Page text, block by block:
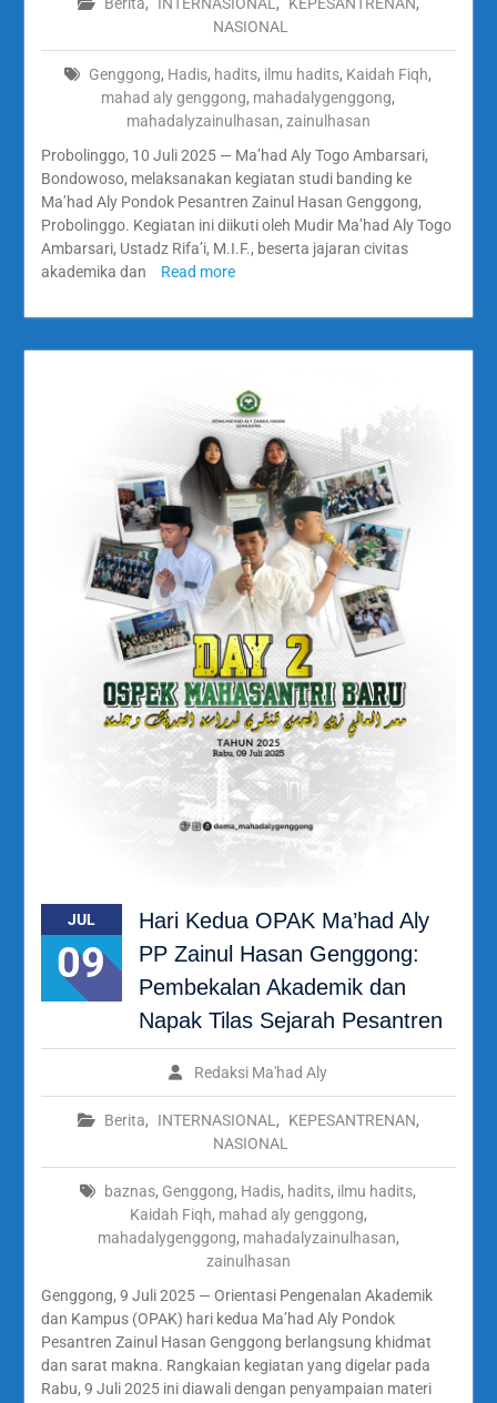
Berita, INTERNASIONAL, KEPESANTRENAN,
NASIONAL
Genggong, Hadis, hadits, ilmu hadits, Kaidah Fiqh,
mahad aly genggong, mahadalygenggong,
mahadalyzainulhasan, zainulhasan
Probolinggo, 10 Juli 2025 — Ma’had Aly Togo Ambarsari,
Bondowoso, melaksanakan kegiatan studi banding ke
Ma’had Aly Pondok Pesantren Zainul Hasan Genggong,
Probolinggo. Kegiatan ini diikuti oleh Mudir Ma’had Aly Togo
Ambarsari, Ustadz Rifa’i, M.I.F., beserta jajaran civitas
akademika dan
Read more
JUL
09
Hari Kedua OPAK Ma’had Aly
PP Zainul Hasan Genggong:
Pembekalan Akademik dan
Napak Tilas Sejarah Pesantren
Redaksi Ma'had Aly
Berita, INTERNASIONAL , KEPESANTRENAN,
NASIONAL
baznas, Genggong, Hadis, hadits, ilmu hadits,
Kaidah Fiqh, mahad aly genggong,
mahadalygenggong, mahadalyzainulhasan,
zainulhasan
Genggong, 9 Juli 2025 — Orientasi Pengenalan Akademik
dan Kampus (OPAK) hari kedua Ma’had Aly Pondok
Pesantren Zainul Hasan Genggong berlangsung khidmat
dan sarat makna. Rangkaian kegiatan yang digelar pada
Rabu, 9 Juli 2025 ini diawali dengan penyampaian materi